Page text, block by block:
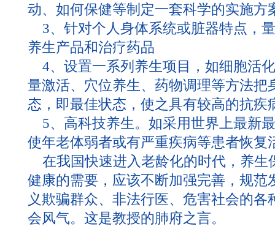
动、如何保健等制定一套科学的实施方
3、针对个人身体系统或脏器特点，
养生产品和治疗药品
4、设置一系列养生项目，如细胞活
量激活、穴位养生、药物调理等方法把
态，即最佳状态，使之具有较高的抗疾
5、高科技养生。如采用世界上最新
使年老体弱者或有严重疾病等患者恢复
在我国快速进入老龄化的时代，养生
健康的需要，应该不断加强完善，规范
义欺骗群众、非法行医、危害社会的各
会风气。这是教授的肺府之言。